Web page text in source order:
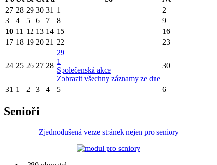
27 28 29 30 31 1
2
3
4 5 6 7 8
9
10 11 12 13 14 15
16
17 18 19 20 21 22 23
24 25 26 27 28
29
1
Společenská akce
Zobrazit všechny záznamy ze dne
30
31 1 2 3 4 5 6
Senioři
Zjednodušená verze stránek nejen pro seniory